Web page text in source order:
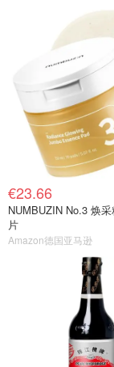
€23.66
NUMBUZIN No.3 焕
片
Amazon德国亚马逊